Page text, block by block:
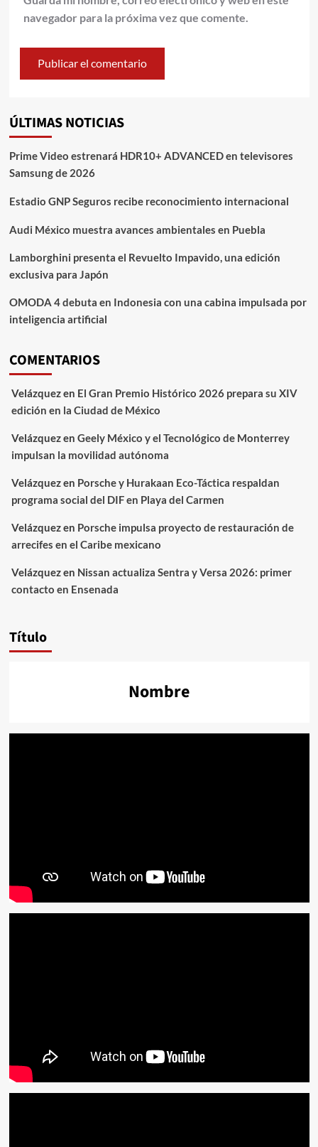
navegador para la próxima vez que comente.
ÚLTIMAS NOTICIAS
Prime Video estrenará HDR10+ ADVANCED en televisores
Samsung de 2026
Estadio GNP Seguros recibe reconocimiento internacional
Audi México muestra avances ambientales en Puebla
Lamborghini presenta el Revuelto Impavido, una edición
exclusiva para Japón
OMODA 4 debuta en Indonesia con una cabina impulsada por
inteligencia artificial
COMENTARIOS
Velázquezen El Gran Premio Histórico 2026 prepara su XIV
edición en la Ciudad de México
Velázquezen Geely México y el Tecnológico de Monterrey
impulsan la movilidad autónoma
Velázquezen Porsche y Hurakaan Eco-Táctica respaldan
programa social del DIF en Playa del Carmen
Velázquezen Porsche impulsa proyecto de restauración de
arrecifes en el Caribe mexicano
Velázquezen Nissan actualiza Sentra y Versa 2026: primer
contacto en Ensenada
Título
Nombre